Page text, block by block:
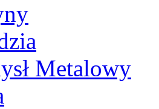
Metalowy